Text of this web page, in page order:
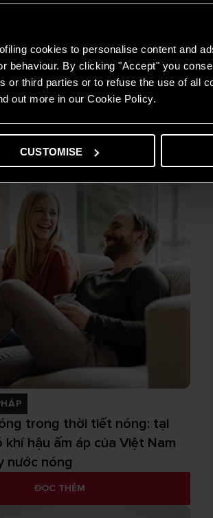
cookies to personalise content and
behaviour. By clicking "Accept" you
or third parties or to refuse the use of all
out more in our Cookie Policy.
CUSTOMISE
trong thời tiết ẩm ướt: lợi
cho các gia đình Việt Nam
trong thời tiết nóng: tại
khí hậu ấm áp của Việt Nam
nước nóng
ĐỌC THÊM